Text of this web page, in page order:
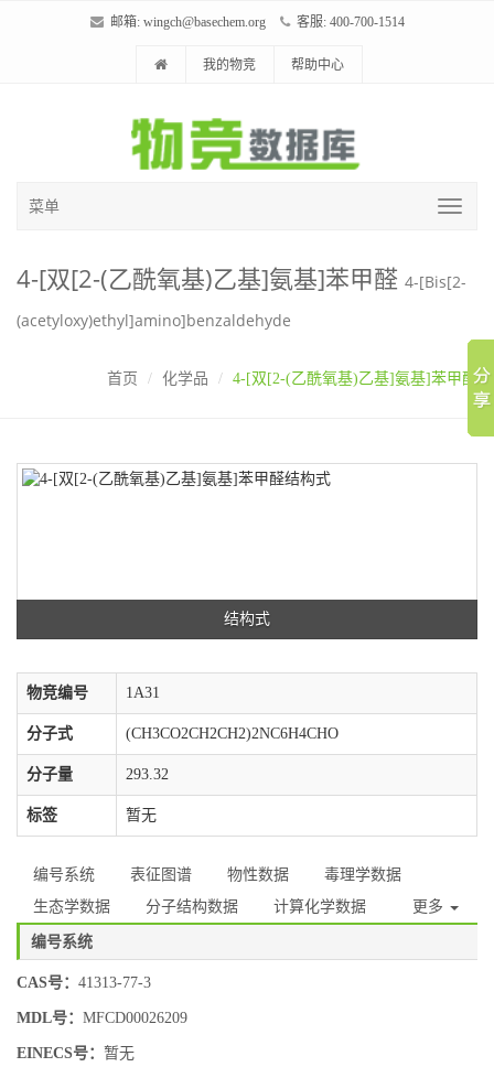
邮箱: wingch@basechem.org 客服: 400-700-1514
我的物竞 帮助中心
菜单
4-[双[2-(乙酰氧基)乙基]氨基]苯甲醛 4-[Bis[2-
(acetyloxy)ethyl]amino]benzaldehyde
首页 化学品 4-[双[2-(乙酰氧基)乙基]氨基]苯甲醛
结构式
物竞编号 1A31
分子式 (CH3CO2CH2CH2)2NC6H4CHO
分子量 293.32
标签 暂无
编号系统 表征图谱 物性数据
毒理学数据
生态学数据
分子结构数据 计算化学数据 更多
编号系统
CAS号： 41313-77-3
MDL号： MFCD00026209
EINECS号： 暂无